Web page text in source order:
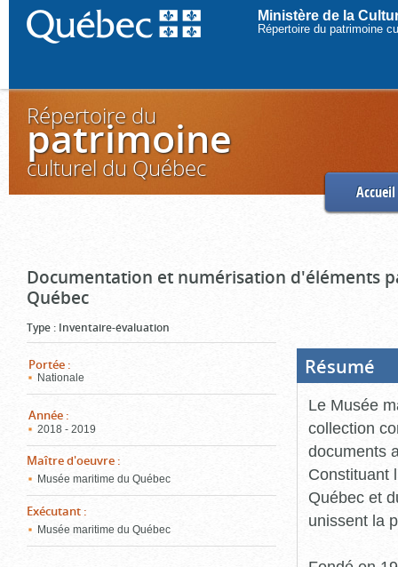
Ministère de la
Répertoire du patrimoine
Répertoire du
patrimoine
culturel du Québec
Accueil
Documentation et numérisation d'éléments
Québec
Type : Inventaire-évaluation
Portée :
Nationale
Année :
2018 - 2019
Maître d'oeuvre :
Musée maritime du Québec
Exécutant :
Musée maritime du Québec
Résumé
Le Musée
collection
documents
Constituant
Québec et
unissent la